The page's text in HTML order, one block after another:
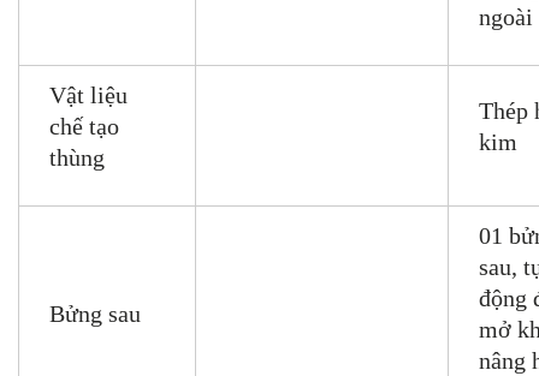
ngoài
Vật liệu
chế tạo
thùng
Thép
kim
Bửng sau
01
sau,
động
mở
nâng